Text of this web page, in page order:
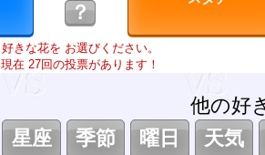
？
好きな花を お選びください。
現在 27回の投票があります！
他の好
星座 季節 曜日
天気